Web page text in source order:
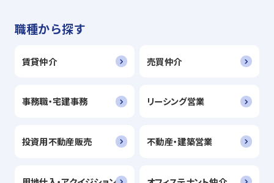
職種から探す
賃貸仲介 売買仲介
事務職・宅建事務 リーシング営業
投資用不動産販売 不動産・建築営業